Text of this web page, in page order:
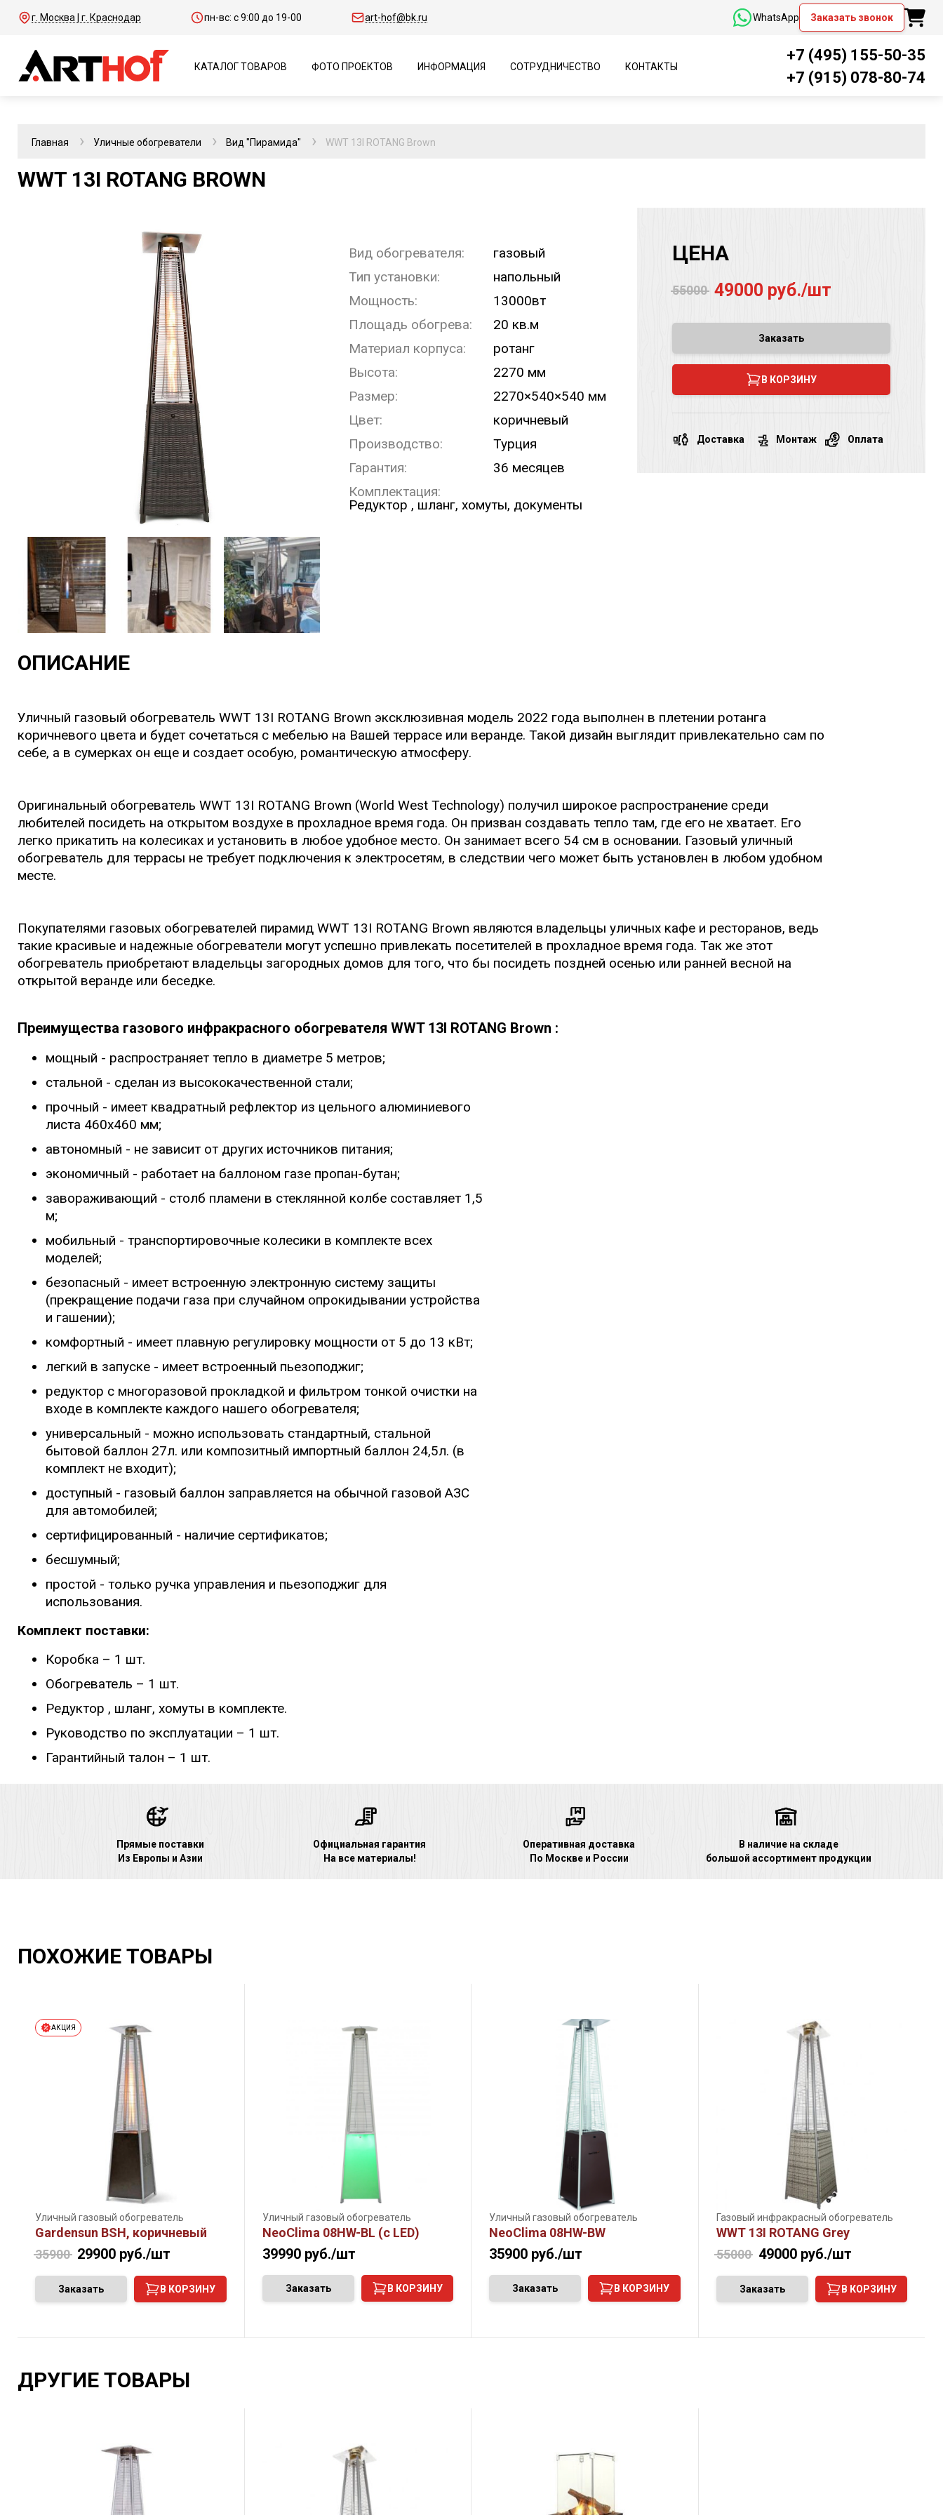
г. Москва | г. Краснодар пн-вс: с 9:00 до 19-00 art-hof@bk.ru WhatsApp Заказать звонок
КАТАЛОГ ТОВАРОВ ФОТО ПРОЕКТОВ ИНФОРМАЦИЯ СОТРУДНИЧЕСТВО КОНТАКТЫ
+7 (495) 155-50-35
+7 (915) 078-80-74
Главная Уличные обогреватели Вид "Пирамида" WWT 13I ROTANG Brown
WWT 13I ROTANG BROWN
Вид обогревателя:
газовый
Тип установки:
напольный
Мощность:
13000вт
Площадь обогрева:
20 кв.м
Материал корпуса:
ротанг
Высота:
2270 мм
Размер:
2270×540×540 мм
Цвет:
коричневый
Производство:
Турция
Гарантия:
36 месяцев
Комплектация:
Редуктор , шланг, хомуты, документы
ЦЕНА
55000 49000 руб./шт
Заказать
В КОРЗИНУ
Доставка Монтаж Оплата
ОПИСАНИЕ
Уличный газовый обогреватель WWT 13I ROTANG Brown эксклюзивная модель 2022 года выполнен в плетении ротанга
коричневого цвета и будет сочетаться с мебелью на Вашей террасе или веранде. Такой дизайн выглядит привлекательно сам по
себе, а в сумерках он еще и создает особую, романтическую атмосферу.
Оригинальный обогреватель WWT 13I ROTANG Brown (World West Technology) получил широкое распространение среди
любителей посидеть на открытом воздухе в прохладное время года. Он призван создавать тепло там, где его не хватает. Его
легко прикатить на колесиках и установить в любое удобное место. Он занимает всего 54 см в основании. Газовый уличный
обогреватель для террасы не требует подключения к электросетям, в следствии чего может быть установлен в любом удобном
месте.
Покупателями газовых обогревателей пирамид WWT 13I ROTANG Brown являются владельцы уличных кафе и ресторанов, ведь
такие красивые и надежные обогреватели могут успешно привлекать посетителей в прохладное время года. Так же этот
обогреватель приобретают владельцы загородных домов для того, что бы посидеть поздней осенью или ранней весной на
открытой веранде или беседке.
Преимущества газового инфракрасного обогревателя WWT 13I ROTANG Brown :
мощный - распространяет тепло в диаметре 5 метров;
стальной - сделан из высококачественной стали;
прочный - имеет квадратный рефлектор из цельного алюминиевого
листа 460x460 мм;
автономный - не зависит от других источников питания;
экономичный - работает на баллоном газе пропан-бутан;
завораживающий - столб пламени в стеклянной колбе составляет 1,5
м;
мобильный - транспортировочные колесики в комплекте всех
моделей;
безопасный - имеет встроенную электронную систему защиты
(прекращение подачи газа при случайном опрокидывании устройства
и гашении);
комфортный - имеет плавную регулировку мощности от 5 до 13 кВт;
легкий в запуске - имеет встроенный пьезоподжиг;
редуктор с многоразовой прокладкой и фильтром тонкой очистки на
входе в комплекте каждого нашего обогревателя;
универсальный - можно использовать стандартный, стальной
бытовой баллон 27л. или композитный импортный баллон 24,5л. (в
комплект не входит);
доступный - газовый баллон заправляется на обычной газовой АЗС
для автомобилей;
сертифицированный - наличие сертификатов;
бесшумный;
простой - только ручка управления и пьезоподжиг для
использования.
Комплект поставки:
Коробка – 1 шт.
Обогреватель – 1 шт.
Редуктор , шланг, хомуты в комплекте.
Руководство по эксплуатации – 1 шт.
Гарантийный талон – 1 шт.
Прямые поставки
Из Европы и Азии
Официальная гарантия
На все материалы!
Оперативная доставка
По Москве и России
В наличие на складе
большой ассортимент продукции
ПОХОЖИЕ ТОВАРЫ
АКЦИЯ
Уличный газовый обогреватель
Gardensun BSH, коричневый
35900 29900 руб./шт
Заказать В КОРЗИНУ
Уличный газовый обогреватель
NeoClima 08HW-BL (c LED)
39990 руб./шт
Заказать В КОРЗИНУ
Уличный газовый обогреватель
NeoClima 08HW-BW
35900 руб./шт
Заказать В КОРЗИНУ
Газовый инфракрасный обогреватель
WWT 13I ROTANG Grey
55000 49000 руб./шт
Заказать В КОРЗИНУ
ДРУГИЕ ТОВАРЫ